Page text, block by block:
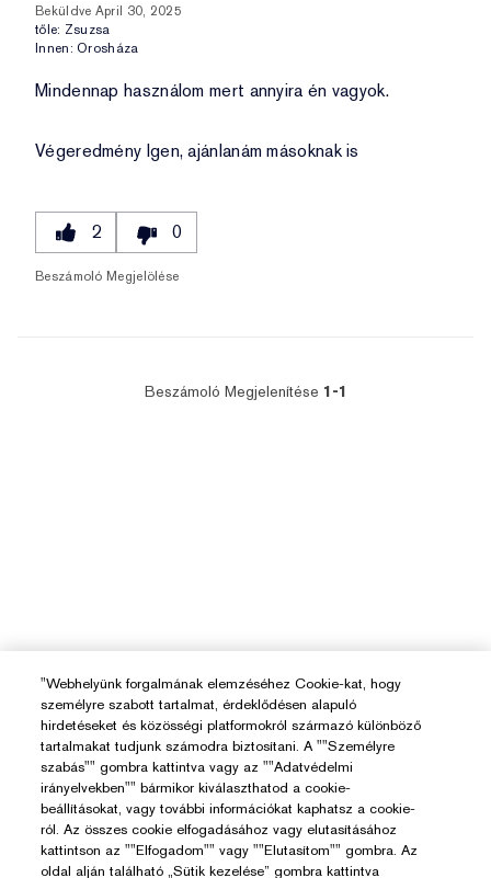
Beküldve April 30, 2025
tőle: Zsuzsa
Innen: Orosháza
Mindennap használom mert annyira én vagyok.
Végeredmény Igen, ajánlanám másoknak is
2 0
Beszámoló Megjelölése
Beszámoló Megjelenítése 1-1
"Webhelyünk forgalmának elemzéséhez Cookie-kat, hogy
személyre szabott tartalmat, érdeklődésen alapuló
hirdetéseket és közösségi platformokról származó különböző
tartalmakat tudjunk számodra biztosítani. A ""Személyre
szabás"" gombra kattintva vagy az ""Adatvédelmi
irányelvekben"" bármikor kiválaszthatod a cookie-
beállításokat, vagy további információkat kaphatsz a cookie-
ról. Az összes cookie elfogadásához vagy elutasításához
kattintson az ""Elfogadom"" vagy ""Elutasítom"" gombra. Az
oldal alján található „Sütik kezelése” gombra kattintva